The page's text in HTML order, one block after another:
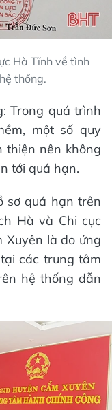
Hà Tĩnh về tình
thống.
Trong quá trình
một số quy
thiện nên không
tới quá hạn.
sơ quá hạn trên
Hà và Chi cục
Xuyên là do ứng
các trung tâm
hệ thống dẫn